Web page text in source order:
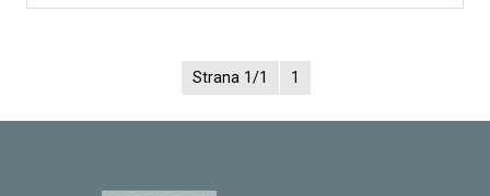
Strana 1/1 1